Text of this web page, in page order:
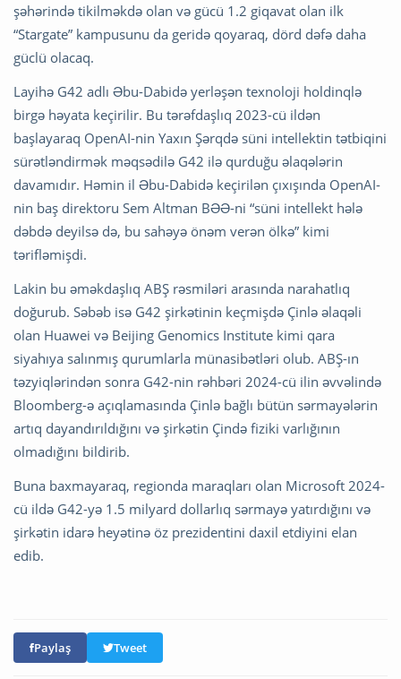
şəhərində tikilməkdə olan və gücü 1.2 giqavat olan ilk
“Stargate” kampusunu da geridə qoyaraq, dörd dəfə daha
güclü olacaq.
Layihə G42 adlı Əbu-Dabidə yerləşən texnoloji holdinqlə
birgə həyata keçirilir. Bu tərəfdaşlıq 2023-cü ildən
başlayaraq OpenAI-nin Yaxın Şərqdə süni intellektin tətbiqini
sürətləndirmək məqsədilə G42 ilə qurduğu əlaqələrin
davamıdır. Həmin il Əbu-Dabidə keçirilən çıxışında OpenAI-
nin baş direktoru Sem Altman BƏƏ-ni “süni intellekt hələ
dəbdə deyilsə də, bu sahəyə önəm verən ölkə” kimi
tərifləmişdi.
Lakin bu əməkdaşlıq ABŞ rəsmiləri arasında narahatlıq
doğurub. Səbəb isə G42 şirkətinin keçmişdə Çinlə əlaqəli
olan Huawei və Beijing Genomics Institute kimi qara
siyahıya salınmış qurumlarla münasibətləri olub. ABŞ-ın
təzyiqlərindən sonra G42-nin rəhbəri 2024-cü ilin əvvəlində
Bloomberg-ə açıqlamasında Çinlə bağlı bütün sərmayələrin
artıq dayandırıldığını və şirkətin Çində fiziki varlığının
olmadığını bildirib.
Buna baxmayaraq, regionda maraqları olan Microsoft 2024-
cü ildə G42-yə 1.5 milyard dollarlıq sərmayə yatırdığını və
şirkətin idarə heyətinə öz prezidentini daxil etdiyini elan
edib.
Paylaş Tweet